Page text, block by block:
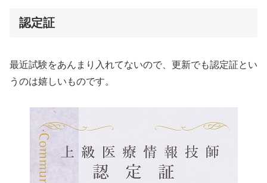
認定証
最近試験をあんまり入れてないので、更新でも認定証とい
うのは嬉しいものです。